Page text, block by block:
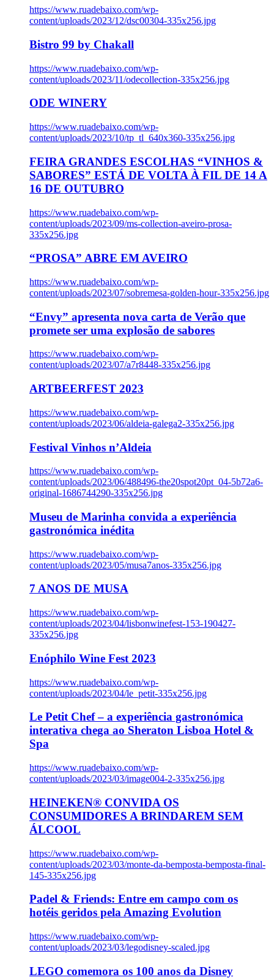
https://www.ruadebaixo.com/wp-
content/uploads/2023/12/dsc00304-335x256.jpg
Bistro 99 by Chakall
https://www.ruadebaixo.com/wp-
content/uploads/2023/11/odecollection-335x256.jpg
ODE WINERY
https://www.ruadebaixo.com/wp-
content/uploads/2023/10/tp_tl_640x360-335x256.jpg
FEIRA GRANDES ESCOLHAS “VINHOS &
SABORES” ESTÁ DE VOLTA À FIL DE 14 A
16 DE OUTUBRO
https://www.ruadebaixo.com/wp-
content/uploads/2023/09/ms-collection-aveiro-prosa-
335x256.jpg
“PROSA” ABRE EM AVEIRO
https://www.ruadebaixo.com/wp-
content/uploads/2023/07/sobremesa-golden-hour-335x256.jpg
“Envy” apresenta nova carta de Verão que
promete ser uma explosão de sabores
https://www.ruadebaixo.com/wp-
content/uploads/2023/07/a7r8448-335x256.jpg
ARTBEERFEST 2023
https://www.ruadebaixo.com/wp-
content/uploads/2023/06/aldeia-galega2-335x256.jpg
Festival Vinhos n’Aldeia
https://www.ruadebaixo.com/wp-
content/uploads/2023/06/488496-the20spot20pt_04-5b72a6-
original-1686744290-335x256.jpg
Museu de Marinha convida a experiência
gastronómica inédita
https://www.ruadebaixo.com/wp-
content/uploads/2023/05/musa7anos-335x256.jpg
7 ANOS DE MUSA
https://www.ruadebaixo.com/wp-
content/uploads/2023/04/lisbonwinefest-153-190427-
335x256.jpg
Enóphilo Wine Fest 2023
https://www.ruadebaixo.com/wp-
content/uploads/2023/04/le_petit-335x256.jpg
Le Petit Chef – a experiência gastronómica
interativa chega ao Sheraton Lisboa Hotel &
Spa
https://www.ruadebaixo.com/wp-
content/uploads/2023/03/image004-2-335x256.jpg
HEINEKEN® CONVIDA OS
CONSUMIDORES A BRINDAREM SEM
ÁLCOOL
https://www.ruadebaixo.com/wp-
content/uploads/2023/03/monte-da-bemposta-bemposta-final-
145-335x256.jpg
Padel & Friends: Entre em campo com os
hotéis geridos pela Amazing Evolution
https://www.ruadebaixo.com/wp-
content/uploads/2023/03/legodisney-scaled.jpg
LEGO comemora os 100 anos da Disney